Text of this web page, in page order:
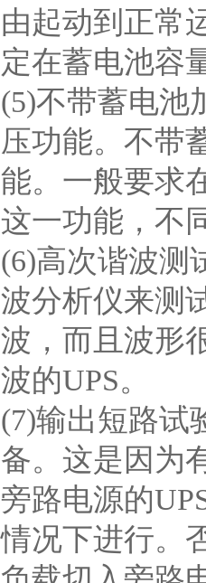
由起动到正常
定在蓄电池容
(5)不带蓄电池
压功能。不带
能。一般要求
这一功能，不
(6)高次谐波测
波分析仪来测
波，而且波形
波的UPS。
(7)输出短路试
备。这是因为
旁路电源的
情况下进行。